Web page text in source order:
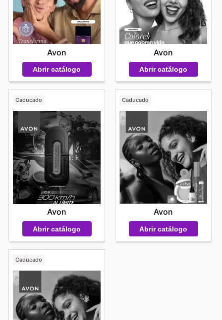
Avon
Abrir catálogo
Avon
Abrir catálogo
Caducado
Avon
Abrir catálogo
Caducado
Avon
Abrir catálogo
Caducado